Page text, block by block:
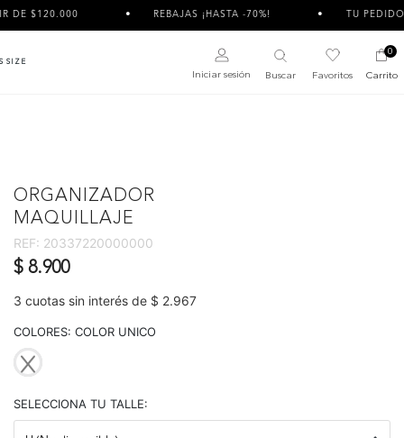
REBAJAS ¡HASTA -70%! TU PEDIDO PUEDE
SIZE
Iniciar sesión Buscar Favoritos
0
Carrito
ORGANIZADOR
MAQUILLAJE
REF: 20337220000000
$ 8.900
3 cuotas sin interés de $ 2.967
COLORES: COLOR UNICO
SELECCIONA TU TALLE: